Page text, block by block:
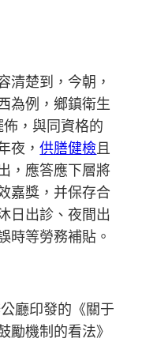
楚到，今朝，
為例，鄉鎮衛生
，與同資格的
夜，供膳健檢且
，應答應下層將
嘉獎，并保存合
日出診、夜間出
時等勞務補貼。
廳印發的《關于
勵機制的看法》